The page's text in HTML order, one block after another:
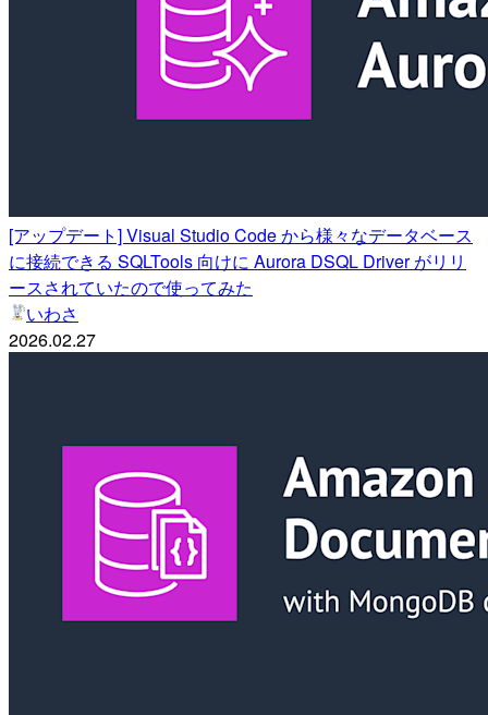
[アップデート] Visual Studio Code から様々なデータベース
に接続できる SQLTools 向けに Aurora DSQL Driver がリリ
ースされていたので使ってみた
いわさ
2026.02.27